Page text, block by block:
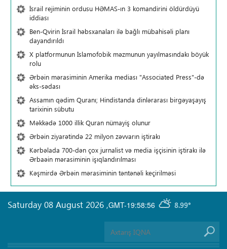
İsrail rejiminin ordusu HƏMAS-ın 3 komandirini öldürdüyü
iddiası
Ben-Qvirin İsrail həbsxanaları ilə bağlı mübahisəli planı
dayandırıldı
X platformunun İslamofobik məzmunun yayılmasındakı böyük
rolu
Ərbəin mərasiminin Amerika mediası "Associated Press"-də
əks-sədası
Assamın qədim Quranı; Hindistanda dinlərarası birgəyaşayış
tarixinin sübutu
Məkkədə 1000 illik Quran nümayiş olunur
Ərbəin ziyarətində 22 milyon zəvvarın iştirakı
Kərbəlada 700-dən çox jurnalist və media işçisinin iştirakı ilə
Ərbaəin mərasiminin işıqlandırılması
Kəşmirdə Ərbəin mərasiminin təntənəli keçirilməsi
GMT-19:58:56 8.99°
Saturday 08 August 2026 ,